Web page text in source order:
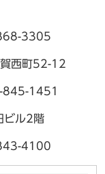
3305
賀西町52-12
1451
ビル2階
4100